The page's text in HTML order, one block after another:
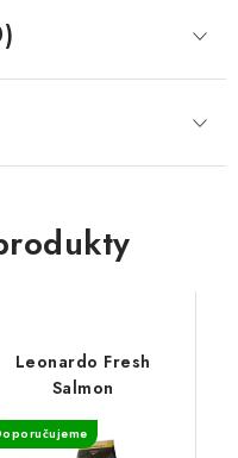
Leonardo Fresh
Salmon